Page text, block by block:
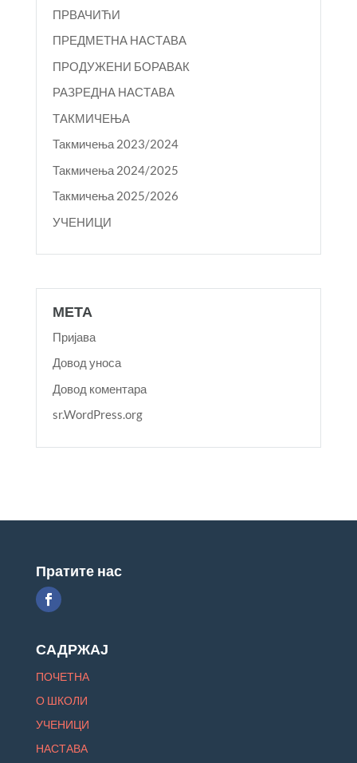
ПРВАЧИЋИ
ПРЕДМЕТНА НАСТАВА
ПРОДУЖЕНИ БОРАВАК
РАЗРЕДНА НАСТАВА
ТАКМИЧЕЊА
Такмичења 2023/2024
Такмичења 2024/2025
Такмичења 2025/2026
УЧЕНИЦИ
МЕТА
Пријава
Довод уноса
Довод коментара
sr.WordPress.org
Пратите нас
САДРЖАЈ
ПОЧЕТНА
О ШКОЛИ
УЧЕНИЦИ
НАСТАВА